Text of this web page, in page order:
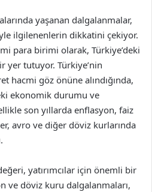
yaşanan dalgalanmalar,
ilgilenenlerin dikkatini çekiyor.
para birimi olarak, Türkiye’deki
yer tutuyor. Türkiye’nin
hacmi göz önüne alındığında,
ekonomik durumu ve
son yıllarda enflasyon, faiz
avro ve diğer döviz kurlarında
yatırımcılar için önemli bir
ve döviz kuru dalgalanmaları,